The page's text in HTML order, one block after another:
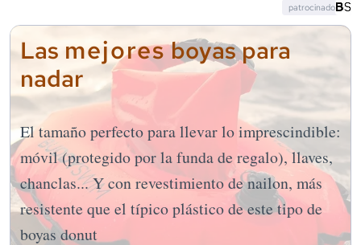
Las mejoresboyas para
nadar
El tamaño perfecto para llevar lo imprescindible:
móvil (protegido por la funda de regalo), llaves,
chanclas... Y con revestimiento de nailon, más
resistente que el típico plástico de este tipo de
boyas donut
patrocinado